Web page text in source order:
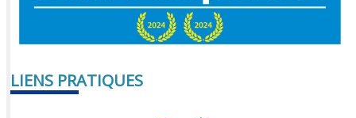
LIENS PRATIQUES